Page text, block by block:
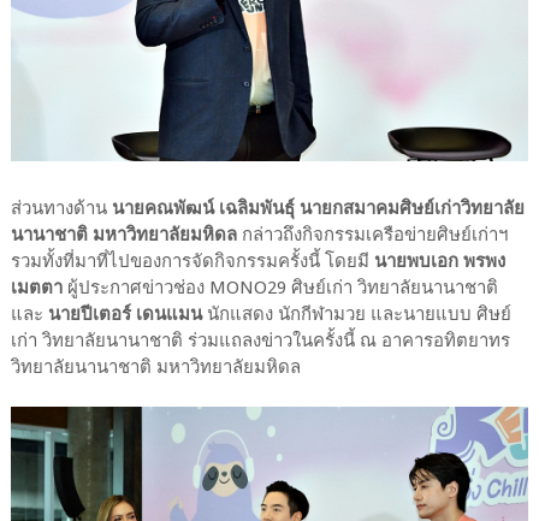
ส่วนทางด้าน นายคณพัฒน์ เฉลิมพันธุ์ นายกสมาคมศิษย์เก่าวิทยาลัย
นานาชาติ มหาวิทยาลัยมหิดลกล่าวถึงกิจกรรมเครือข่ายศิษย์เก่าฯ
รวมทั้งที่มาที่ไปของการจัดกิจกรรมครั้งนี้ โดยมี นายพบเอก พรพง
เมตตาผู้ประกาศข่าวช่อง MONO29 ศิษย์เก่า วิทยาลัยนานาชาติ
และ นายปีเตอร์ เดนแมน นักแสดง นักกีฬามวย และนายแบบ ศิษย์
เก่า วิทยาลัยนานาชาติ ร่วมแถลงข่าวในครั้งนี้ ณ อาคารอทิตยาทร
วิทยาลัยนานาชาติ มหาวิทยาลัยมหิดล